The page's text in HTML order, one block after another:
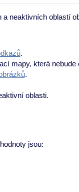
neaktivních oblastí
.
mapy, která nebude
.
oblasti.
jsou: